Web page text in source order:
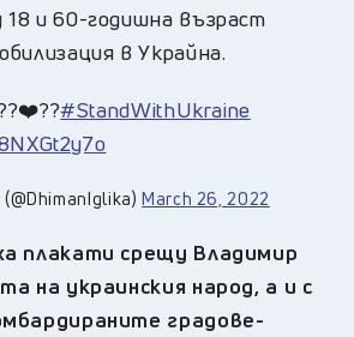
и 60-годишна възраст
в Украйна.
#StandWithUkraine
March 26, 2022
плакати срещу Владимир
на украинския народ, а и с
градове-